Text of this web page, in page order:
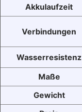
Akkulaufzeit
Verbindungen
Wasserresistenz
Maße
Gewicht